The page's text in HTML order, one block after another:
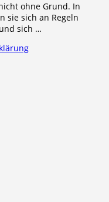
ohne Grund. In
sie sich an Regeln
sich …